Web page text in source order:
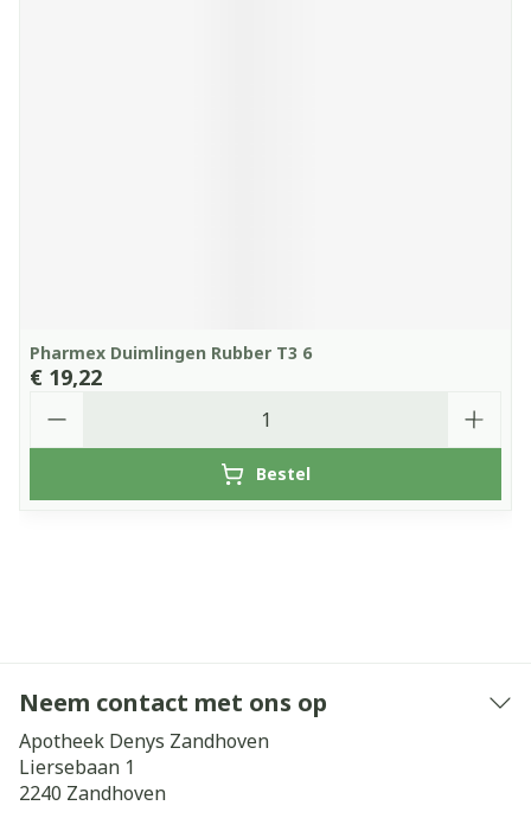
Pharmex Duimlingen Rubber T3 6
€ 19,22
Bestel
Neem contact met ons op
Apotheek Denys Zandhoven
Liersebaan 1
2240 Zandhoven